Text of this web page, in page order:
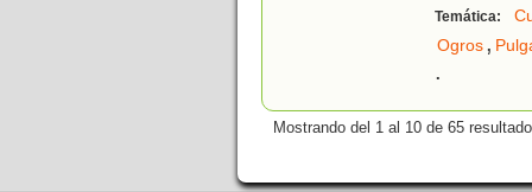
Temática:
Ogros,
.
Mostrando del 1 al 10 de 65